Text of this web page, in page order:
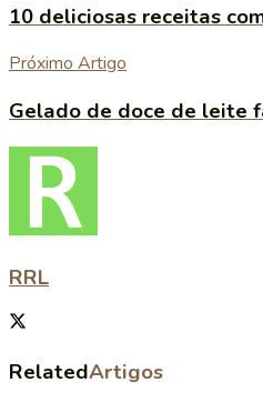
10 deliciosas receitas
Próximo Artigo
Gelado de doce de leite
RRL
RelatedArtigos